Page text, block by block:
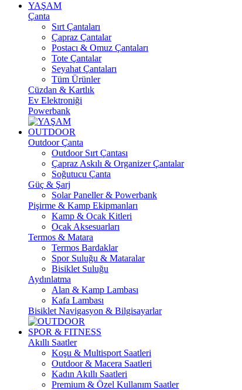
YAŞAM
Çanta
Sırt Çantaları
Çapraz Çantalar
Postacı & Omuz Çantaları
Tote Çantalar
Seyahat Çantaları
Tüm Ürünler
Cüzdan & Kartlık
Ev Elektroniği
Powerbank
OUTDOOR
Outdoor Çanta
Outdoor Sırt Çantası
Çapraz Askılı & Organizer Çantalar
Soğutucu Çanta
Güç & Şarj
Solar Paneller & Powerbank
Pişirme & Kamp Ekipmanları
Kamp & Ocak Kitleri
Ocak Aksesuarları
Termos & Matara
Termos Bardaklar
Spor Suluğu & Mataralar
Bisiklet Suluğu
Aydınlatma
Alan & Kamp Lambası
Kafa Lambası
Bisiklet Navigasyon & Bilgisayarlar
SPOR & FITNESS
Akıllı Saatler
Koşu & Multisport Saatleri
Outdoor & Macera Saatleri
Kadın Akıllı Saatleri
Premium & Özel Kullanım Saatler